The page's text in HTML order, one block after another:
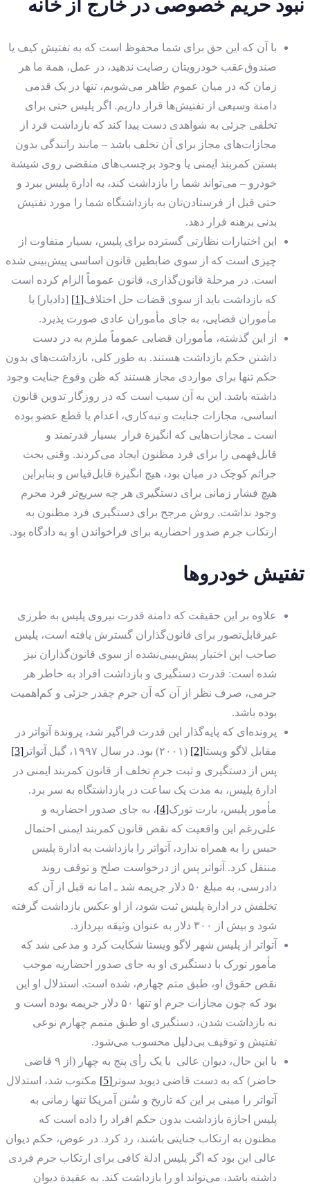
نبود حریم خصوصی در خارج از خانه
با آن که این حق برای شما محفوظ است که به تفتیش کیف یا
صندوق‌عقب خودرویتان رضایت ندهید، در عمل، همة ما هر
زمان که در میان عموم ظاهر می‌شویم، تنها در یک قدمی
دامنة وسیعی از تفتیش‌ها قرار داریم. اگر پلیس حتی برای
تخلفی جزئی به شواهدی دست پیدا کند که بازداشت فرد از
مجازات‌های مجاز برای آن تخلف باشد – مانند رانندگی بدون
بستن کمربند ایمنی یا وجود برچسب‌های منقضی روی شیشة‌
خودرو – می‌تواند شما را بازداشت کند، به ادارة پلیس ببرد و
حتی قبل از فرستادن‌تان به بازداشتگاه شما را مورد تفتیش
بدنی برهنه قرار دهد.
این اختیارات نظارتی گسترده برای پلیس، بسیار متفاوت از
چیزی است که از سوی ضابطین قانون اساسی پیش‌بینی شده
است. در مرحلة قانون‌گذاری، قانون عموماً الزام کرده است
که بازداشت‌ باید از سوی قضات حل اختلاف[1]
[دادیار] یا
مأموران قضایی، به جای مأموران عادی صورت پذیرد.
از این گذشته، مأموران قضایی عموماً ملزم به در دست
داشتن حکم بازداشت هستند. به طور کلی، بازداشت‌های بدون
حکم تنها برای مواردی مجاز هستند که ظن وقوع جنایت وجود
داشته باشد. این به آن سبب است که در روزگار تدوین قانون
اساسی، مجازات جنایت و تبه‌کاری، اعدام یا قطع عضو بوده
است ـ مجازات‌هایی که انگیزة فرار بسیار قدرتمند و
قابل‌فهمی را برای فرد مظنون ایجاد می‌کردند. وقتی بحث
جرائم کوچک در میان بود، هیچ انگیزة قابل‌قیاس و بنابراین
هیچ فشار زمانی برای دستگیری هر چه سریع‌تر فرد مجرم
وجود نداشت. روش مرجح برای دستگیری فرد مظنون به
ارتکاب جرم صدور احضاریه‌ برای فراخواندن او به دادگاه بود.
تفتیش خودروها
علاوه بر این حقیقت که دامنة قدرت نیروی پلیس به طرزی
غیرقابل‌تصور برای قانون‌گذاران گسترش یافته است، پلیس
صاحب این اختیار پیش‌بینی‌‌نشده از سوی قانون‌گذاران نیز
شده است: قدرت دستگیری و بازداشت افراد به خاطر هر
جرمی، صرف نظر از آن که آن جرم چقدر جزئی و کم‌اهمیت
بوده باشد.
پرونده‌ای که پایه‌گذار این قدرت فراگیر شد، پروندة آتواتر در
مقابل لاگو ویستا[2] (۲۰۰۱) بود. در سال ۱۹۹۷، گیل آتواتر
[3]
پس از دستگیری و ثبت جرمِ تخلف از قانون کمربند ایمنی در
ادارة پلیس، به مدت یک ساعت در بازداشتگاه به سر برد.
مأمور پلیس، بارت تورک[4]
، به جای صدور احضاریه و
علی‌رغم این واقعیت که نقض قانون کمربند ایمنی احتمال
حبس را به همراه ندارد، آتواتر را بازداشت به ادارة پلیس
منتقل کرد. آتواتر پس از درخواست صلح و توقف روند
دادرسی، به مبلغ ۵۰ دلار جریمه شد ـ اما نه قبل از آن که
تخلفش در ادارة پلیس ثبت شود، از او عکس بازداشت گرفته
شود و بیش از ۳۰۰ دلار به عنوان وثیقه بپردازد.
آتواتر از پلیس شهر لاگو ویستا شکایت کرد و مدعی شد که
مأمور تورک با دستگیری او به جای صدور احضاریه موجب
نقض حقوق او، طبق متم چهارم، شده است. استدلال او این
بود که چون مجازات جرم او تنها ۵۰ دلار جریمه بوده است و
نه بازداشت شدن، دستگیری او طبق متمم چهارم نوعی
تفتیش و توقیف بی‌دلیل محسوب می‌شود.
با این حال، دیوان عالی با یک رأی پنج به چهار (از ۹ قاضی
حاضر) که به دست قاضی دیوید سوتر [5]
مکتوب شد، استدلال
آتواتر را مبنی بر این که تاریخ و سُنن آمریکا تنها زمانی به
پلیس اجازة بازداشت بدون حکم افراد را داده است که
مظنون به ارتکاب جنایتی باشند، رد کرد. در عوض، حکم دیوان
عالی این بود که اگر پلیس ادلة کافی برای ارتکاب جرم فردی
داشته باشد، می‌تواند او را بازداشت کند. به عقیدة دیوان